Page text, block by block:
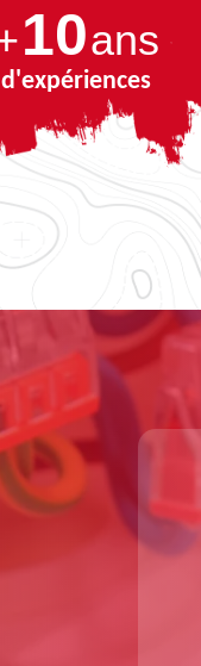
10ans
d'expériences
13